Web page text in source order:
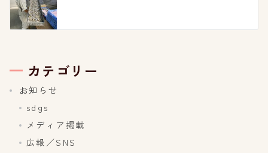
カテゴリー
お知らせ
sdgs
メディア掲載
広報／SNS